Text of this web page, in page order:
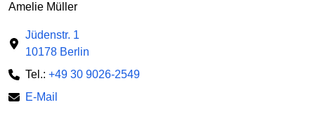
Amelie Müller
Jüdenstr. 1
10178 Berlin
Tel.: +49 30 9026-2549
E-Mail